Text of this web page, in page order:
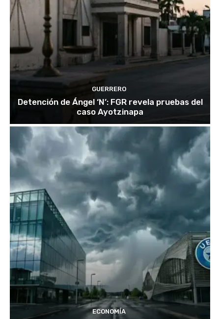
GUERRERO
Detención de Ángel ‘N’: FGR revela pruebas del
caso Ayotzinapa
ECONOMÍA